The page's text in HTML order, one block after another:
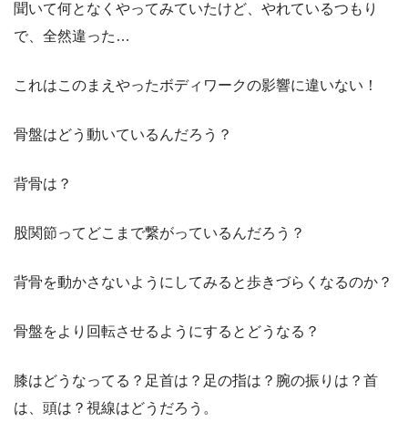
聞いて何となくやってみていたけど、やれているつもり
で、全然違った…
これはこのまえやったボディワークの影響に違いない！
骨盤はどう動いているんだろう？
背骨は？
股関節ってどこまで繋がっているんだろう？
背骨を動かさないようにしてみると歩きづらくなるのか？
骨盤をより回転させるようにするとどうなる？
膝はどうなってる？足首は？足の指は？腕の振りは？首
は、頭は？視線はどうだろう。